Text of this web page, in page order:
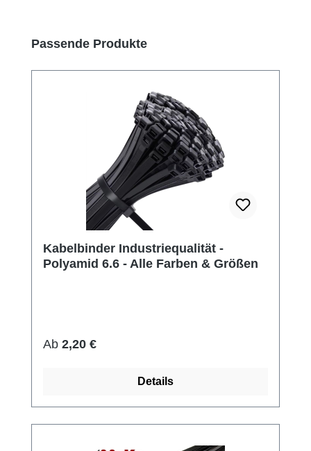
Produktgalerie überspringen
Passende Produkte
Kabelbinder Industriequalität -
Polyamid 6.6 - Alle Farben & Größen
Regulärer Preis:
Ab 2,20 €
Details